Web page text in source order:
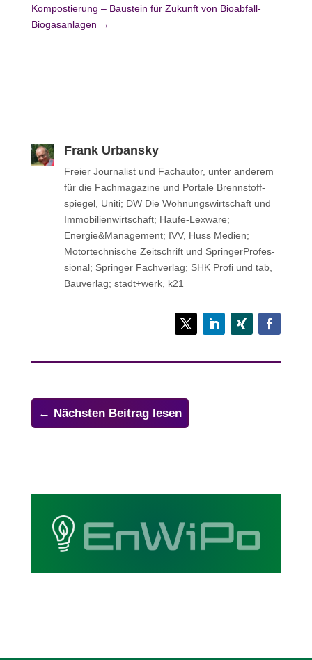
Kompostierung – Baustein für Zukunft von Bioabfall-
Biogasanlagen →
Frank Urbansky
Freier Jour­na­list und Fach­au­tor, unter anderem
für die Fach­ma­ga­zine und Portale Brenn­stoff­
spie­gel, Uniti; DW Die Woh­nungs­wirt­schaft und
Immo­bi­li­en­wirt­schaft; Haufe-Lexware;
Energie&Management; IVV, Huss Medien;
Motor­tech­ni­sche Zeit­schrift und Sprin­ger­Pro­fes­
sio­nal; Sprin­ger Fachverlag; SHK Profi und tab,
Bau­ver­lag; stadt+werk, k21
← Nächsten Beitrag lesen